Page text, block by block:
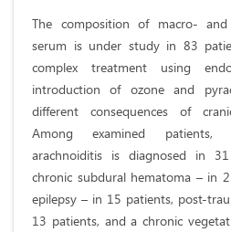
The composition of macro-
serum is under study in 83
complex treatment using
introduction of ozone and
different consequences of
Among examined patients,
arachnoiditis is diagnosed in
chronic subdural hematoma – in
epilepsy – in 15 patients, post-
13 patients, and a chronic